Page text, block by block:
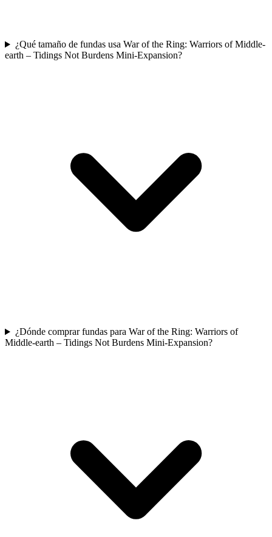
¿Qué tamaño de fundas usa War of the Ring: Warriors of Middle-
earth – Tidings Not Burdens Mini-Expansion?
¿Dónde comprar fundas para War of the Ring: Warriors of
Middle-earth – Tidings Not Burdens Mini-Expansion?